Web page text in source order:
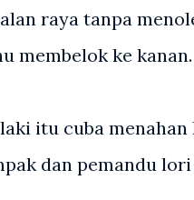
raya tanpa
membelok ke kanan.
itu cuba
dan pemandu